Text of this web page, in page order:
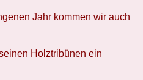
Jahr kommen wir auch
Holztribünen ein